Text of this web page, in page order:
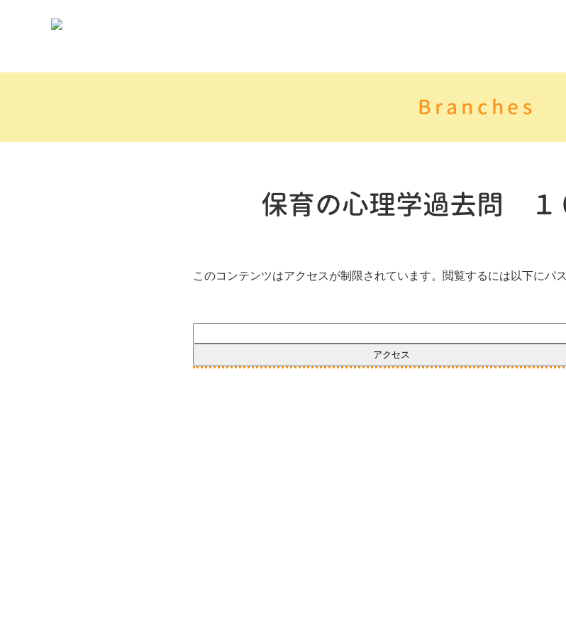
Branches
保育の心理学過去問 １
このコンテンツはアクセスが制限されています。閲覧するには以下にパ